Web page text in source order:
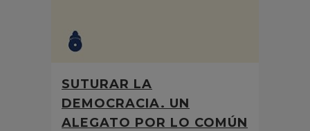
SUTURAR LA
DEMOCRACIA. UN
ALEGATO POR LO COMÚN